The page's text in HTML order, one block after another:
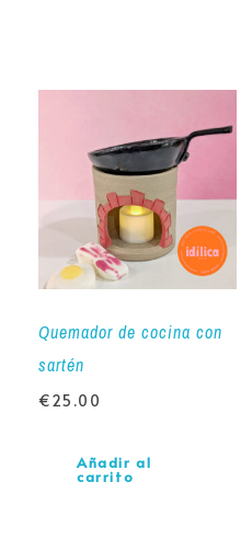
Quemador de cocina con
sartén
€25.00
Añadir al
carrito